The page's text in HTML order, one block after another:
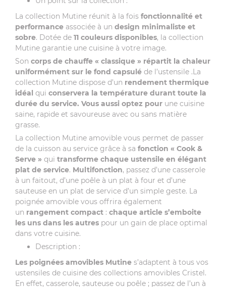
La collection Mutine réunit à la fois fonctionnalité et
performance associée à un design minimaliste et
sobre. Dotée de 11 couleurs disponibles, la collection
Mutine garantie une cuisine à votre image.
Son corps de chauffe « classique » répartit la chaleur
uniformément sur le fond capsulé de l’ustensile .La
collection Mutine dispose d’un rendement thermique
idéal qui conservera la température durant toute la
durée du service. Vous aussi optez pour une cuisine
saine, rapide et savoureuse avec ou sans matière
grasse.
La collection Mutine amovible vous permet de passer
de la cuisson au service grâce à sa fonction « Cook &
Serve » qui transforme chaque ustensile en élégant
plat de service. Multifonction, passez d’une casserole
à un faitout, d’une poêle à un plat à four et d’une
sauteuse en un plat de service d’un simple geste. La
poignée amovible vous offrira également
un rangement compact : chaque article s’emboite
les uns dans les autres pour un gain de place optimal
dans votre cuisine.
Description :
Les poignées amovibles Mutine s’adaptent à tous vos
ustensiles de cuisine des collections amovibles Cristel.
En effet, casserole, sauteuse ou poêle ; passez de l’un à